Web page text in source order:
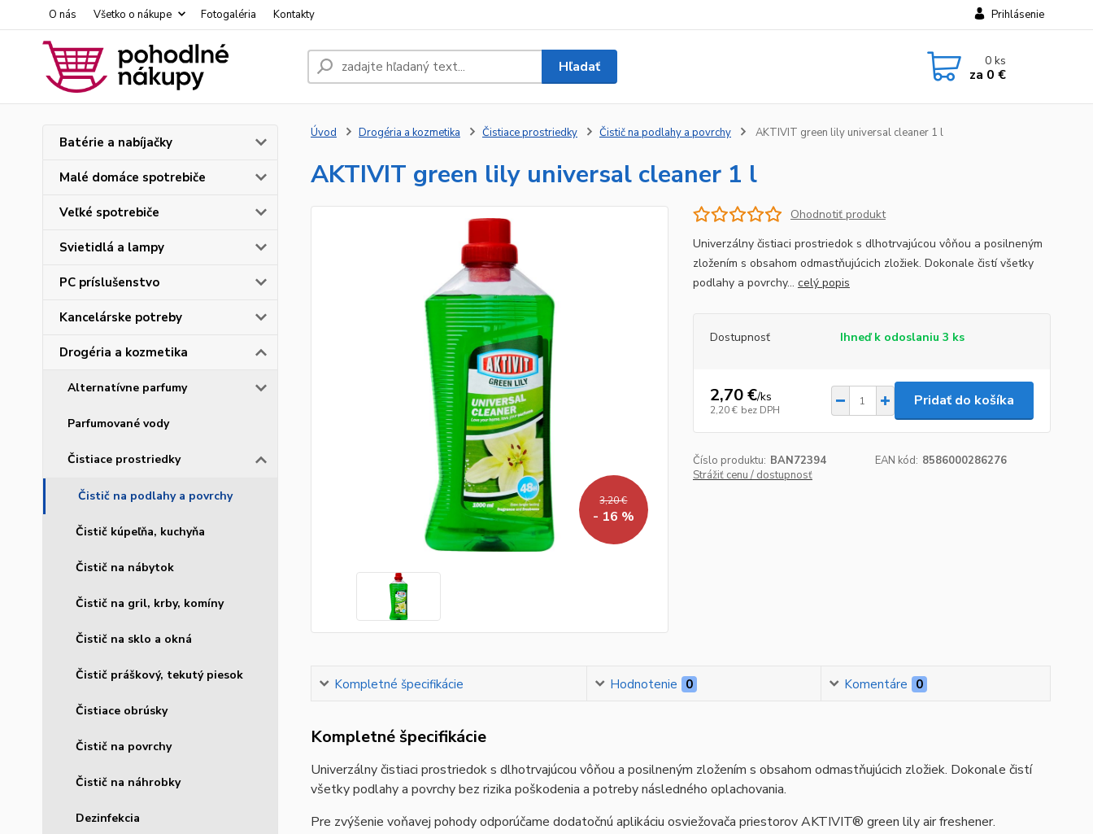
O nás Všetko o nákupe Fotogaléria Kontakty Prihlásenie
Hľadať 0ks
za 0 €
Batérie a nabíjačky
Malé domáce spotrebiče
Veľké spotrebiče
Svietidlá a lampy
PC príslušenstvo
Kancelárske potreby
Drogéria a kozmetika
Alternatívne parfumy
Parfumované vody
Čistiace prostriedky
Čistič na podlahy a povrchy
Čistič kúpeľňa, kuchyňa
Čistič na nábytok
Čistič na gril, krby, komíny
Čistič na sklo a okná
Čistič práškový, tekutý piesok
Čistiace obrúsky
Čistič na povrchy
Čistič na náhrobky
Dezinfekcia
Úvod Drogéria a kozmetika Čistiace prostriedky Čistič na podlahy a povrchy AKTIVIT green lily universal cleaner 1 l
AKTIVIT green lily universal cleaner 1 l
3,20 €
- 16 %
Ohodnotiť produkt
Univerzálny čistiaci prostriedok s dlhotrvajúcou vôňou a posilneným
zložením s obsahom odmastňujúcich zložiek. Dokonale čistí všetky
podlahy a povrchy... celý popis
Dostupnosť Ihneď k odoslaniu 3 ks
2,70 €/ks
2,20 € bez DPH
Pridať do košíka
Číslo produktu: BAN72394 EAN kód: 8586000286276
Strážiť cenu / dostupnosť
Kompletné špecifikácie Hodnotenie 0 Komentáre 0
Kompletné špecifikácie
Univerzálny čistiaci prostriedok s dlhotrvajúcou vôňou a posilneným zložením s obsahom odmastňujúcich zložiek. Dokonale čistí
všetky podlahy a povrchy bez rizika poškodenia a potreby následného oplachovania.
Pre zvýšenie voňavej pohody odporúčame dodatočnú aplikáciu osviežovača priestorov AKTIVIT® green lily air freshener.